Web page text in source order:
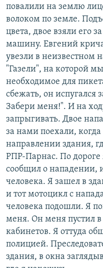
повалили на землю
волоком по земле.
цвета, двое взяли его
машину. Евгений
увезли в неизвестном
"Газели", на которой
необходимое для
сбежать, он испугался
Забери меня!". И на
запрыгивать. Двое
за нами поехали, когда
направлении здания,
РПР-Парнас. По дороге
сообщил о
человека. Я зашел в
и тот мотоцикл с
человека подошли. Я
меня. Он меня пустил
кабинетов. Я оттуда
полицией.
здания, в окна